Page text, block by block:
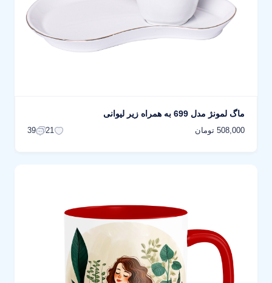
ماگ لمونژ مدل 699 به همراه زیر لیوانی
508,000 تومان 21
39